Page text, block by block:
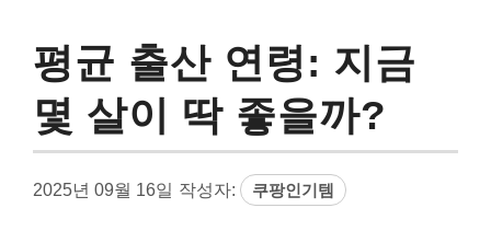
평균 출산 연령: 지금
몇 살이 딱 좋을까?
2025년 09월 16일 작성자: 쿠팡인기템